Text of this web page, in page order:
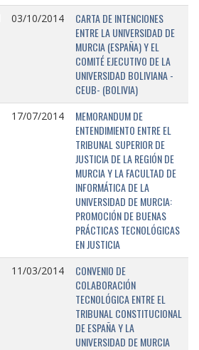
03/10/2014
CARTA DE INTENCIONES
ENTRE LA UNIVERSIDAD DE
MURCIA (ESPAÑA) Y EL
COMITÉ EJECUTIVO DE LA
UNIVERSIDAD BOLIVIANA -
CEUB- (BOLIVIA)
17/07/2014
MEMORANDUM DE
ENTENDIMIENTO ENTRE EL
TRIBUNAL SUPERIOR DE
JUSTICIA DE LA REGIÓN DE
MURCIA Y LA FACULTAD DE
INFORMÁTICA DE LA
UNIVERSIDAD DE MURCIA:
PROMOCIÓN DE BUENAS
PRÁCTICAS TECNOLÓGICAS
EN JUSTICIA
11/03/2014
CONVENIO DE
COLABORACIÓN
TECNOLÓGICA ENTRE EL
TRIBUNAL CONSTITUCIONAL
DE ESPAÑA Y LA
UNIVERSIDAD DE MURCIA